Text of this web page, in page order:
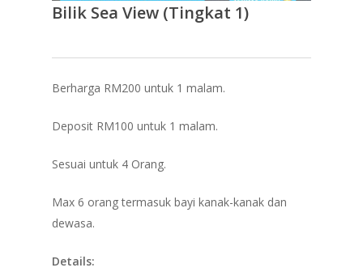
Bilik Sea View (Tingkat 1)
Berharga RM200 untuk 1 malam.
Deposit RM100 untuk 1 malam.
Sesuai untuk 4 Orang.
Max 6 orang termasuk bayi kanak-kanak dan
dewasa.
Details: